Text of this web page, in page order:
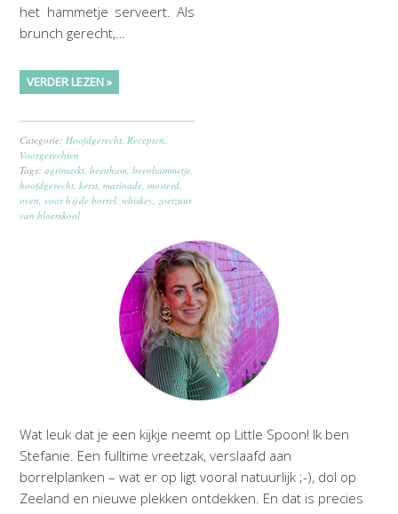
het hammetje serveert. Als
brunch gerecht,…
VERDER LEZEN »
Categorie: Hoofdgerecht Recepten
Voorgerechten
Tags:agrimarkt ,beenham ,beenhammetje
hoofdgerecht ,kerst ,marinade ,mosterd
oven voor bij de borrel ,whiskey zoetzuur
van bloemkool
Wat leuk dat je een kijkje neemt op Little Spoon! Ik ben
Stefanie. Een fulltime vreetzak, verslaafd aan
borrelplanken – wat er op ligt vooral natuurlijk ;-), dol op
Zeeland en nieuwe plekken ontdekken. En dat is precies